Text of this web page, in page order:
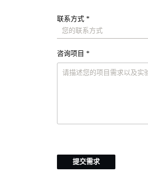
联系方式 *
咨询项目 *
提交需求